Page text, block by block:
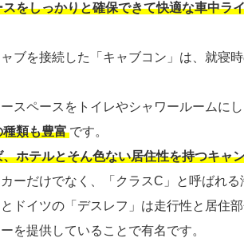
をしっかりと確保できて快適な車中ラ
ブを接続した「キャブコン」は、就寝
スペースをトイレやシャワールームに
類も豊富 です。
ホテルとそん色ない居住性を持つキャ
ーだけでなく、「クラスC」と呼ばれ
ドイツの「デスレフ」は走行性と居住
を提供していることで有名です。